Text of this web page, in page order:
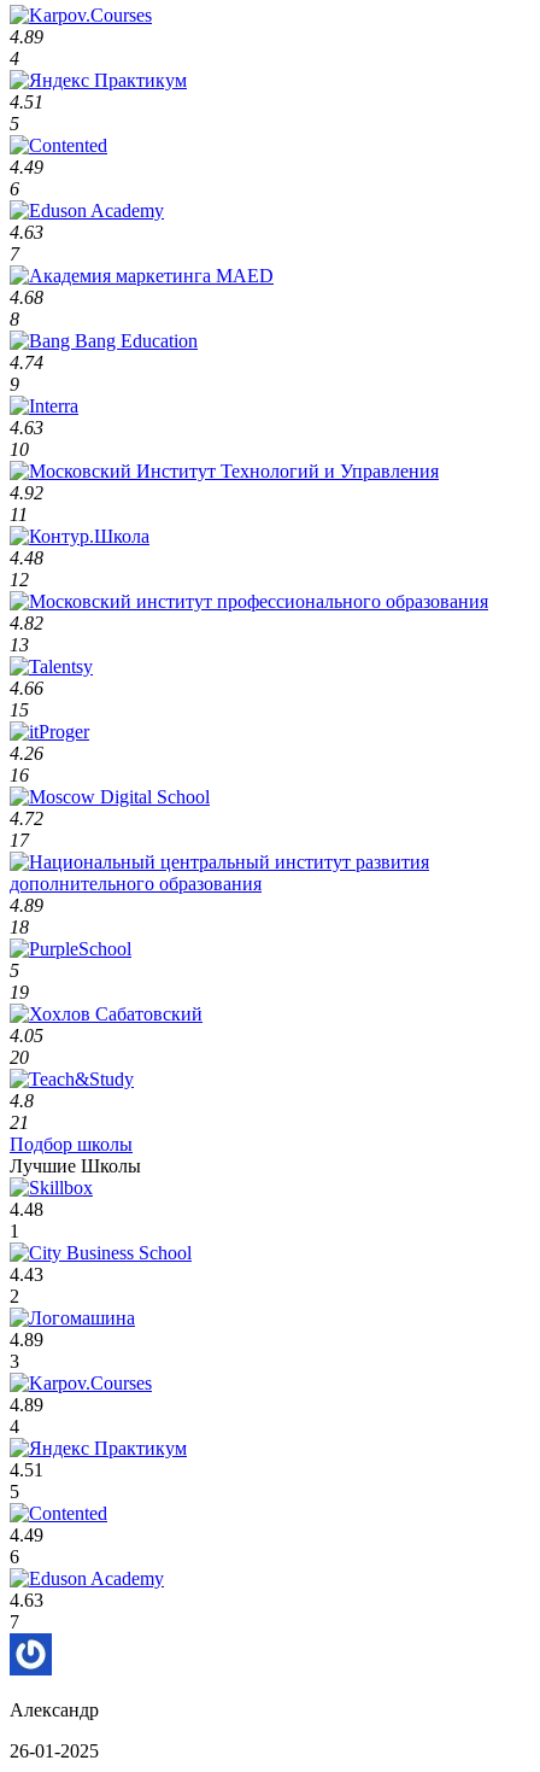
4.89
4
4.51
5
4.49
6
4.63
7
4.68
8
4.74
9
4.63
10
4.92
11
4.48
12
4.82
13
4.66
15
4.26
16
4.72
17
4.89
18
5
19
4.05
20
4.8
21
Подбор школы
Лучшие Школы
4.48
1
4.43
2
4.89
3
4.89
4
4.51
5
4.49
6
4.63
7
Александр
26-01-2025